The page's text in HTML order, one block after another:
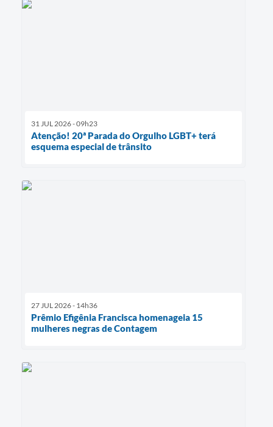
31 JUL 2026 - 09h23
Atenção! 20ª Parada do Orgulho LGBT+ terá
esquema especial de trânsito
27 JUL 2026 - 14h36
Prêmio Efigênia Francisca homenageia 15
mulheres negras de Contagem